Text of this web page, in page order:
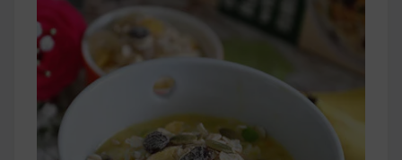
運動健身飲食建議
2020 年最新蛋白粉終極指南，讓你一次搞
清楚！
七大經典健身疑問，不要再被這些問題困擾
啦！